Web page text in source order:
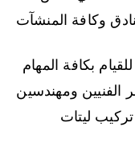
وكافة المنشآت
بكافة المهام
الفنيين ومهندسين
ليتات